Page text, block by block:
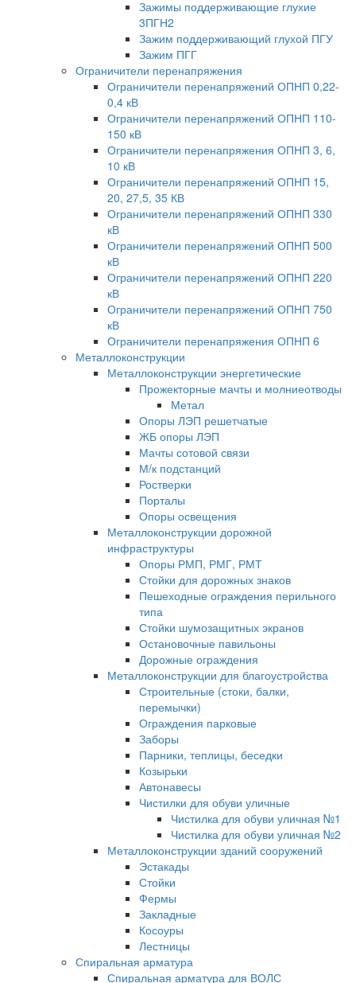
Зажимы поддерживающие глухие
3ПГН2
Зажим поддерживающий глухой ПГУ
Зажим ПГГ
Ограничители перенапряжения
Ограничители перенапряжений ОПНП 0,22-
0,4 кВ
Ограничители перенапряжений ОПНП 110-
150 кВ
Ограничители перенапряжения ОПНП 3, 6,
10 кВ
Ограничители перенапряжений ОПНП 15,
20, 27,5, 35 КВ
Ограничители перенапряжений ОПНП 330
кВ
Ограничители перенапряжений ОПНП 500
кВ
Ограничители перенапряжений ОПНП 220
кВ
Ограничители перенапряжений ОПНП 750
кВ
Ограничители перенапряжения ОПНП 6
Металлоконструкции
Металлоконструкции энергетические
Прожекторные мачты и молниеотводы
Метал
Опоры ЛЭП решетчатые
ЖБ опоры ЛЭП
Мачты сотовой связи
М/к подстанций
Ростверки
Порталы
Опоры освещения
Металлоконструкции дорожной
инфраструктуры
Опоры РМП, РМГ, РМТ
Стойки для дорожных знаков
Пешеходные ограждения перильного
типа
Стойки шумозащитных экранов
Остановочные павильоны
Дорожные ограждения
Металлоконструкции для благоустройства
Строительные (стоки, балки,
перемычки)
Ограждения парковые
Заборы
Парники, теплицы, беседки
Козырьки
Автонавесы
Чистилки для обуви уличные
Чистилка для обуви уличная №1
Чистилка для обуви уличная №2
Металлоконструкции зданий сооружений
Эстакады
Стойки
Фермы
Закладные
Косоуры
Лестницы
Спиральная арматура
Спиральная арматура для ВОЛС